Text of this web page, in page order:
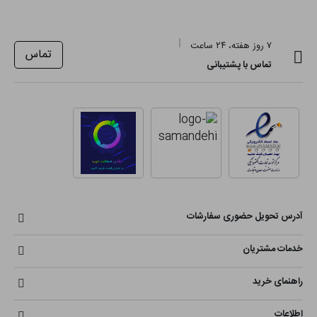
۷ روز هفته، ۲۴ ساعت
تماس با پشتیبانی
تماس
آدرس تحویل حضوری سفارشات
خدمات مشتریان
راهنمای خرید
اطلاعات